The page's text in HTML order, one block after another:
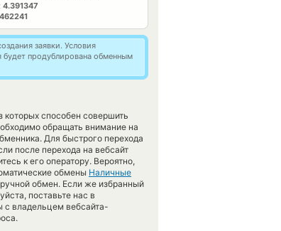
4.391347
заявки. Условия
будет продублирована обменным
способен совершить
обращать внимание на
Для быстрого перехода
после перехода на вебсайт
к его оператору. Вероятно,
обмены Наличные
обмен. Если же избранный
поставьте нас в
владельцем вебсайта-